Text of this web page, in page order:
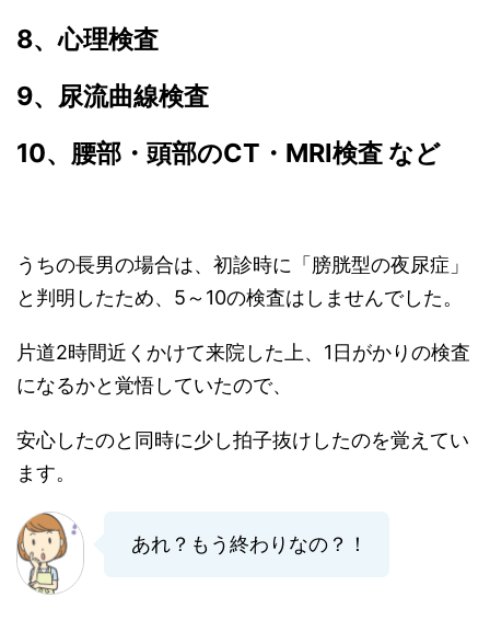
8、心理検査
9、 尿流曲線検査
10、腰部・頭部のCT・MRI検査 など
うちの長男の場合は、初診時に「膀胱型の夜尿症」
と判明したため、5～10の検査はしませんでした。
片道2時間近くかけて来院した上、1日がかりの検査
になるかと覚悟していたので、
安心したのと同時に少し拍子抜けしたのを覚えてい
ます。
あれ？もう終わりなの？！